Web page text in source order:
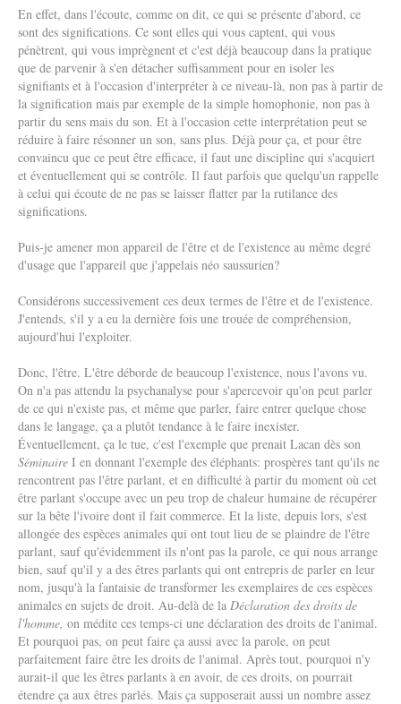
En effet, dans l'écoute, comme on dit, ce qui se présente d'abord, ce
sont des significations. Ce sont elles qui vous captent, qui vous
pénètrent, qui vous imprègnent et c'est déjà beaucoup dans la pratique
que de parvenir à s'en détacher suffisamment pour en isoler les
signifiants et à l'occasion d'interpréter à ce niveau-là, non pas à partir de
la signification mais par exemple de la simple homophonie, non pas à
partir du sens mais du son. Et à l'occasion cette interprétation peut se
réduire à faire résonner un son, sans plus. Déjà pour ça, et pour être
convaincu que ce peut être efficace, il faut une discipline qui s'acquiert
et éventuellement qui se contrôle. Il faut parfois que quelqu'un rappelle
à celui qui écoute de ne pas se laisser flatter par la rutilance des
significations.
Puis-je amener mon appareil de l'être et de l'existence au même degré
d'usage que l'appareil que j'appelais néo saussurien?
Considérons successivement ces deux termes de l'être et de l'existence.
J'entends, s'il y a eu la dernière fois une trouée de compréhension,
aujourd'hui l'exploiter.
Donc, l'être. L'être déborde de beaucoup l'existence, nous l'avons vu.
On n'a pas attendu la psychanalyse pour s'apercevoir qu'on peut parler
de ce qui n'existe pas, et même que parler, faire entrer quelque chose
dans le langage, ça a plutôt tendance à le faire inexister.
Éventuellement, ça le tue, c'est l'exemple que prenait Lacan dès son
Séminaire I en donnant l'exemple des éléphants: prospères tant qu'ils ne
rencontrent pas l'être parlant, et en difficulté à partir du moment où cet
être parlant s'occupe avec un peu trop de chaleur humaine de récupérer
sur la bête l'ivoire dont il fait commerce. Et la liste, depuis lors, s'est
allongée des espèces animales qui ont tout lieu de se plaindre de l'être
parlant, sauf qu'évidemment ils n'ont pas la parole, ce qui nous arrange
bien, sauf qu'il y a des êtres parlants qui ont entrepris de parler en leur
nom, jusqu'à la fantaisie de transformer les exemplaires de ces espèces
animales en sujets de droit. Au-delà de la Déclaration des droits de
l'homme, on médite ces temps-ci une déclaration des droits de l'animal.
Et pourquoi pas, on peut faire ça aussi avec la parole, on peut
parfaitement faire être les droits de l'animal. Après tout, pourquoi n'y
aurait-il que les êtres parlants à en avoir, de ces droits, on pourrait
étendre ça aux êtres parlés. Mais ça supposerait aussi un nombre assez